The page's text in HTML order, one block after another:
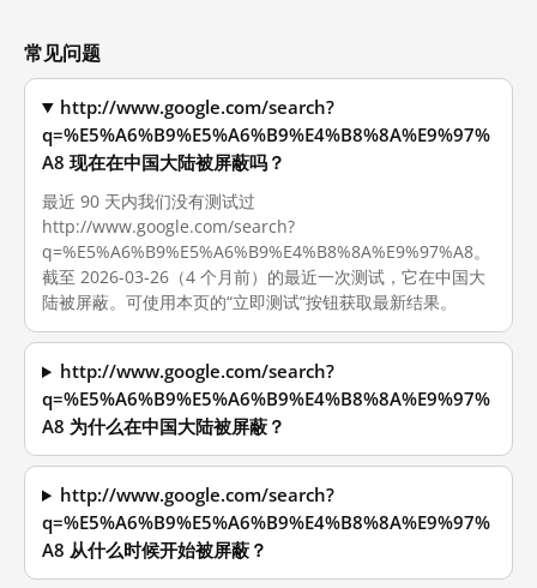
常见问题
http://www.google.com/search?
q=%E5%A6%B9%E5%A6%B9%E4%B8%8A%E9%97%
A8 现在在中国大陆被屏蔽吗？
最近 90 天内我们没有测试过
http://www.google.com/search?
q=%E5%A6%B9%E5%A6%B9%E4%B8%8A%E9%97%A8。
截至 2026-03-26（4 个月前）的最近一次测试，它在中国大
陆被屏蔽。可使用本页的“立即测试”按钮获取最新结果。
http://www.google.com/search?
q=%E5%A6%B9%E5%A6%B9%E4%B8%8A%E9%97%
A8 为什么在中国大陆被屏蔽？
http://www.google.com/search?
q=%E5%A6%B9%E5%A6%B9%E4%B8%8A%E9%97%
A8 从什么时候开始被屏蔽？